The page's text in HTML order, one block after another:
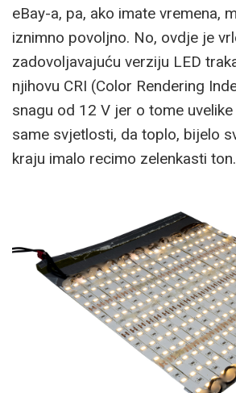
eBay-a, pa, ako imate vremena,
iznimno povoljno. No, ovdje je
zadovoljavajuću verziju LED
njihovu CRI (Color Rendering
snagu od 12 V jer o tome
same svjetlosti, da toplo, bijelo
kraju imalo recimo zelenkasti ton.